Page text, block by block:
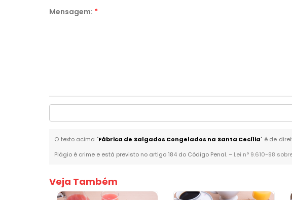
Mensagem: *
O texto acima "Fábrica de Salgados Congelados na Santa Cecília" é de
Plágio é crime e está previsto no artigo 184 do Código Penal. – Lei n° 9.610-98
Veja Também